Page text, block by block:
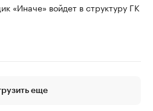
«Иначе» войдет в структуру ГК
еще